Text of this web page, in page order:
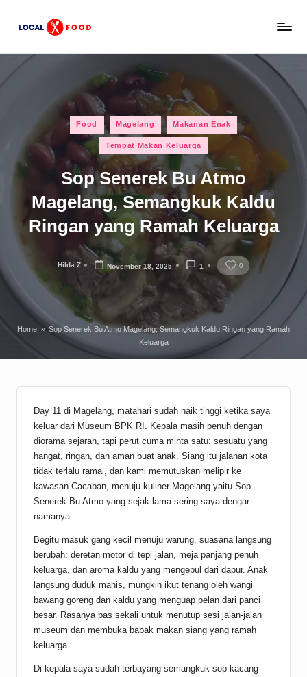
content
o
x
F
o
d
tempat
keluarga
Posted
in
Food Magelang Makanan Enak
Tempat Makan Keluarga
Sop Senerek Bu Atmo
Magelang, Semangkuk Kaldu
Ringan yang Ramah Keluarga
Posted
Hilda Z November 18, 2025 1 0
Home » Sop Senerek Bu Atmo Magelang, Semangkuk Kaldu Ringan yang Ramah
Keluarga
Day 11 di Magelang, matahari sudah naik tinggi ketika saya
keluar dari Museum BPK RI. Kepala masih penuh dengan
diorama sejarah, tapi perut cuma minta satu: sesuatu yang
hangat, ringan, dan aman buat anak. Siang itu jalanan kota
tidak terlalu ramai, dan kami memutuskan melipir ke
kawasan Cacaban, menuju kuliner Magelang yaitu Sop
Senerek Bu Atmo yang sejak lama sering saya dengar
namanya.
Begitu masuk gang kecil menuju warung, suasana langsung
berubah: deretan motor di tepi jalan, meja panjang penuh
keluarga, dan aroma kaldu yang mengepul dari dapur. Anak
langsung duduk manis, mungkin ikut tenang oleh wangi
bawang goreng dan kaldu yang menguap pelan dari panci
besar. Rasanya pas sekali untuk menutup sesi jalan-jalan
museum dan membuka babak makan siang yang ramah
keluarga.
Di kepala saya sudah terbayang semangkuk sop kacang